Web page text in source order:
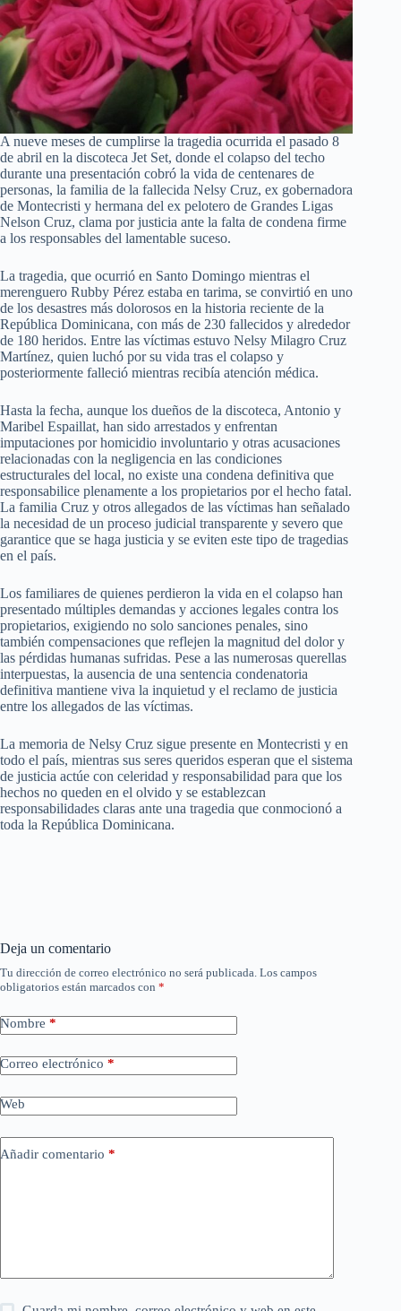
A nueve meses de cumplirse la tragedia ocurrida el pasado 8
de abril en la discoteca Jet Set, donde el colapso del techo
durante una presentación cobró la vida de centenares de
personas, la familia de la fallecida Nelsy Cruz, ex gobernadora
de Montecristi y hermana del ex pelotero de Grandes Ligas
Nelson Cruz, clama por justicia ante la falta de condena firme
a los responsables del lamentable suceso.
La tragedia, que ocurrió en Santo Domingo mientras el
merenguero Rubby Pérez estaba en tarima, se convirtió en uno
de los desastres más dolorosos en la historia reciente de la
República Dominicana, con más de 230 fallecidos y alrededor
de 180 heridos. Entre las víctimas estuvo Nelsy Milagro Cruz
Martínez, quien luchó por su vida tras el colapso y
posteriormente falleció mientras recibía atención médica.
Hasta la fecha, aunque los dueños de la discoteca, Antonio y
Maribel Espaillat, han sido arrestados y enfrentan
imputaciones por homicidio involuntario y otras acusaciones
relacionadas con la negligencia en las condiciones
estructurales del local, no existe una condena definitiva que
responsabilice plenamente a los propietarios por el hecho fatal.
La familia Cruz y otros allegados de las víctimas han señalado
la necesidad de un proceso judicial transparente y severo que
garantice que se haga justicia y se eviten este tipo de tragedias
en el país.
Los familiares de quienes perdieron la vida en el colapso han
presentado múltiples demandas y acciones legales contra los
propietarios, exigiendo no solo sanciones penales, sino
también compensaciones que reflejen la magnitud del dolor y
las pérdidas humanas sufridas. Pese a las numerosas querellas
interpuestas, la ausencia de una sentencia condenatoria
definitiva mantiene viva la inquietud y el reclamo de justicia
entre los allegados de las víctimas.
La memoria de Nelsy Cruz sigue presente en Montecristi y en
todo el país, mientras sus seres queridos esperan que el sistema
de justicia actúe con celeridad y responsabilidad para que los
hechos no queden en el olvido y se establezcan
responsabilidades claras ante una tragedia que conmocionó a
toda la República Dominicana.
Deja un comentario
Tu dirección de correo electrónico no será publicada. Los campos
obligatorios están marcados con *
Nombre *
Correo electrónico *
Web
Añadir comentario *